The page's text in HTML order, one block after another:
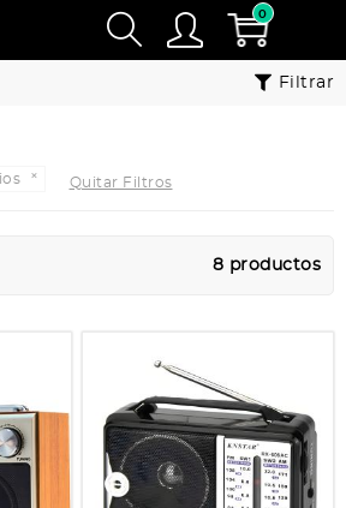
0
Filtrar
Quitar Filtros
8 productos